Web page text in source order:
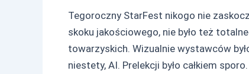
Tegoroczny StarFest nikogo nie
skoku jakościowego, nie było też
towarzyskich. Wizualnie wystawców
niestety, AI. Prelekcji było całkiem